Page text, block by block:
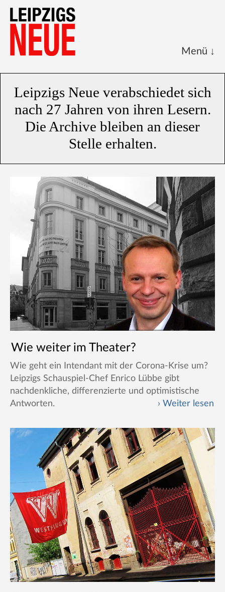
Kalenderblatt
Leipzigs Neue verabschiedet sich
nach 27 Jahren von ihren Lesern.
Die Archive bleiben an dieser
Stelle erhalten.
Wie weiter im Theater?
Wie geht ein Intendant mit der Corona-Krise um?
Leipzigs Schauspiel-Chef Enrico Lübbe gibt
nachdenkliche, differenzierte und optimistische
Antworten.
Weiter lesen